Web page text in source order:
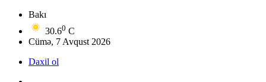
Bakı
30.60 C
Cümə, 7 Avqust 2026
Daxil ol